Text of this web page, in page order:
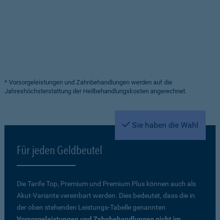
* Vorsorgeleistungen und Zahnbehandlungen werden auf die
Jahreshöchsterstattung der Heilbehandlungskosten angerechnet.
Sie haben die Wahl
Für jeden Geldbeutel
Die Tarife Top, Premium und Premium Plus können auch als
Akut-Variante vereinbart werden. Dies bedeutet, dass die in
der oben stehenden Leistungs-Tabelle genannten